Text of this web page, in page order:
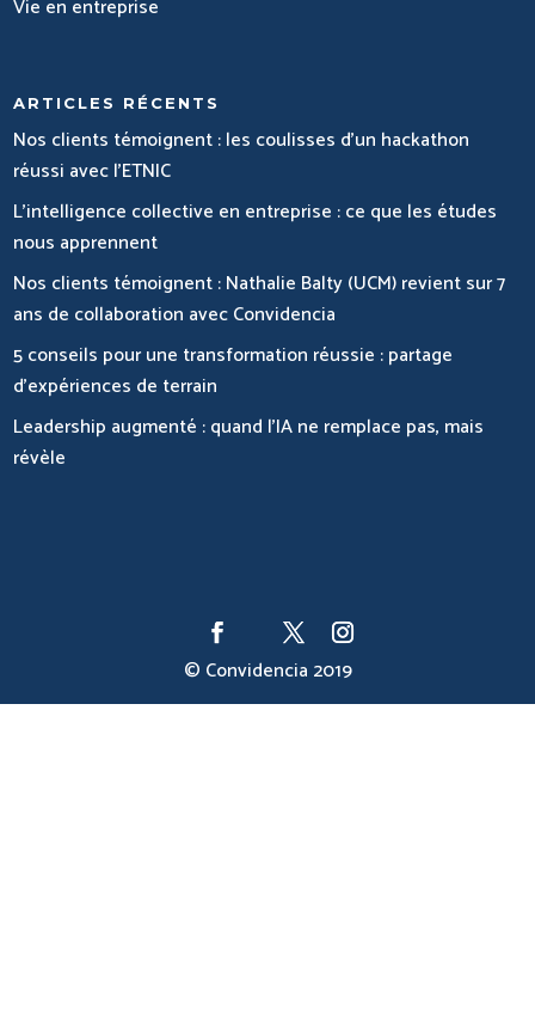
Vie en entreprise
ARTICLES RÉCENTS
Nos clients témoignent : les coulisses d’un hackathon
réussi avec l’ETNIC
L’intelligence collective en entreprise : ce que les études
nous apprennent
Nos clients témoignent : Nathalie Balty (UCM) revient sur 7
ans de collaboration avec Convidencia
5 conseils pour une transformation réussie : partage
d’expériences de terrain
Leadership augmenté : quand l’IA ne remplace pas, mais
révèle
© Convidencia 2019